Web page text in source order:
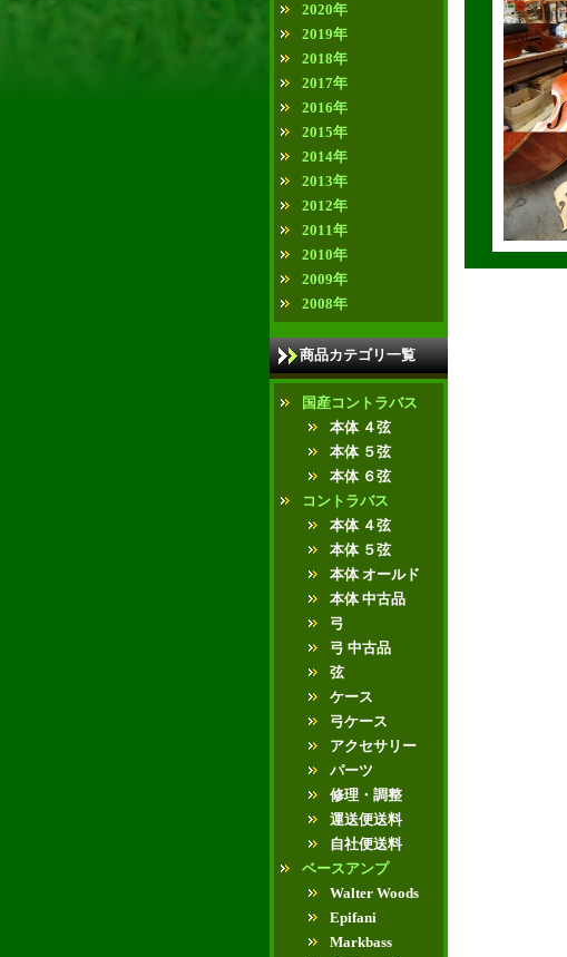
2020年
2019年
2018年
2017年
2016年
2015年
2014年
2013年
2012年
2011年
2010年
2009年
2008年
商品カテゴリ一覧
国産コントラバス
本体 ４弦
本体 ５弦
本体 ６弦
コントラバス
本体 ４弦
本体 ５弦
本体 オールド
本体 中古品
弓
弓 中古品
弦
ケース
弓ケース
アクセサリー
パーツ
修理・調整
運送便送料
自社便送料
ベースアンプ
Walter Woods
Epifani
Markbass